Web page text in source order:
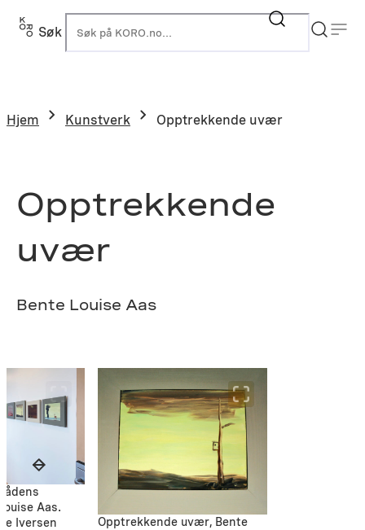
Hopp
Søk
Hjem Kunstverk Opptrekkende uvær
Opptrekkende
uvær
Bente Louise Aas
Aas.
Iversen
Opptrekkende uvær, Bente